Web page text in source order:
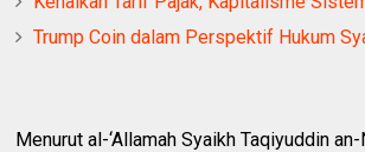
Trump Coin dalam Perspektif Hukum
Menurut al-‘Allamah Syaikh Taqiyuddin